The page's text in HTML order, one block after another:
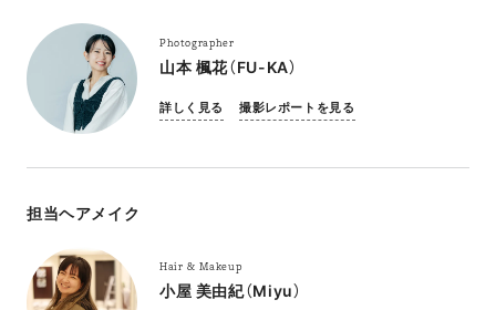
Photographer
山本 楓花（FU-KA）
詳しく見る 撮影レポートを見る
担当ヘアメイク
Hair & Makeup
小屋 美由紀（Miyu）